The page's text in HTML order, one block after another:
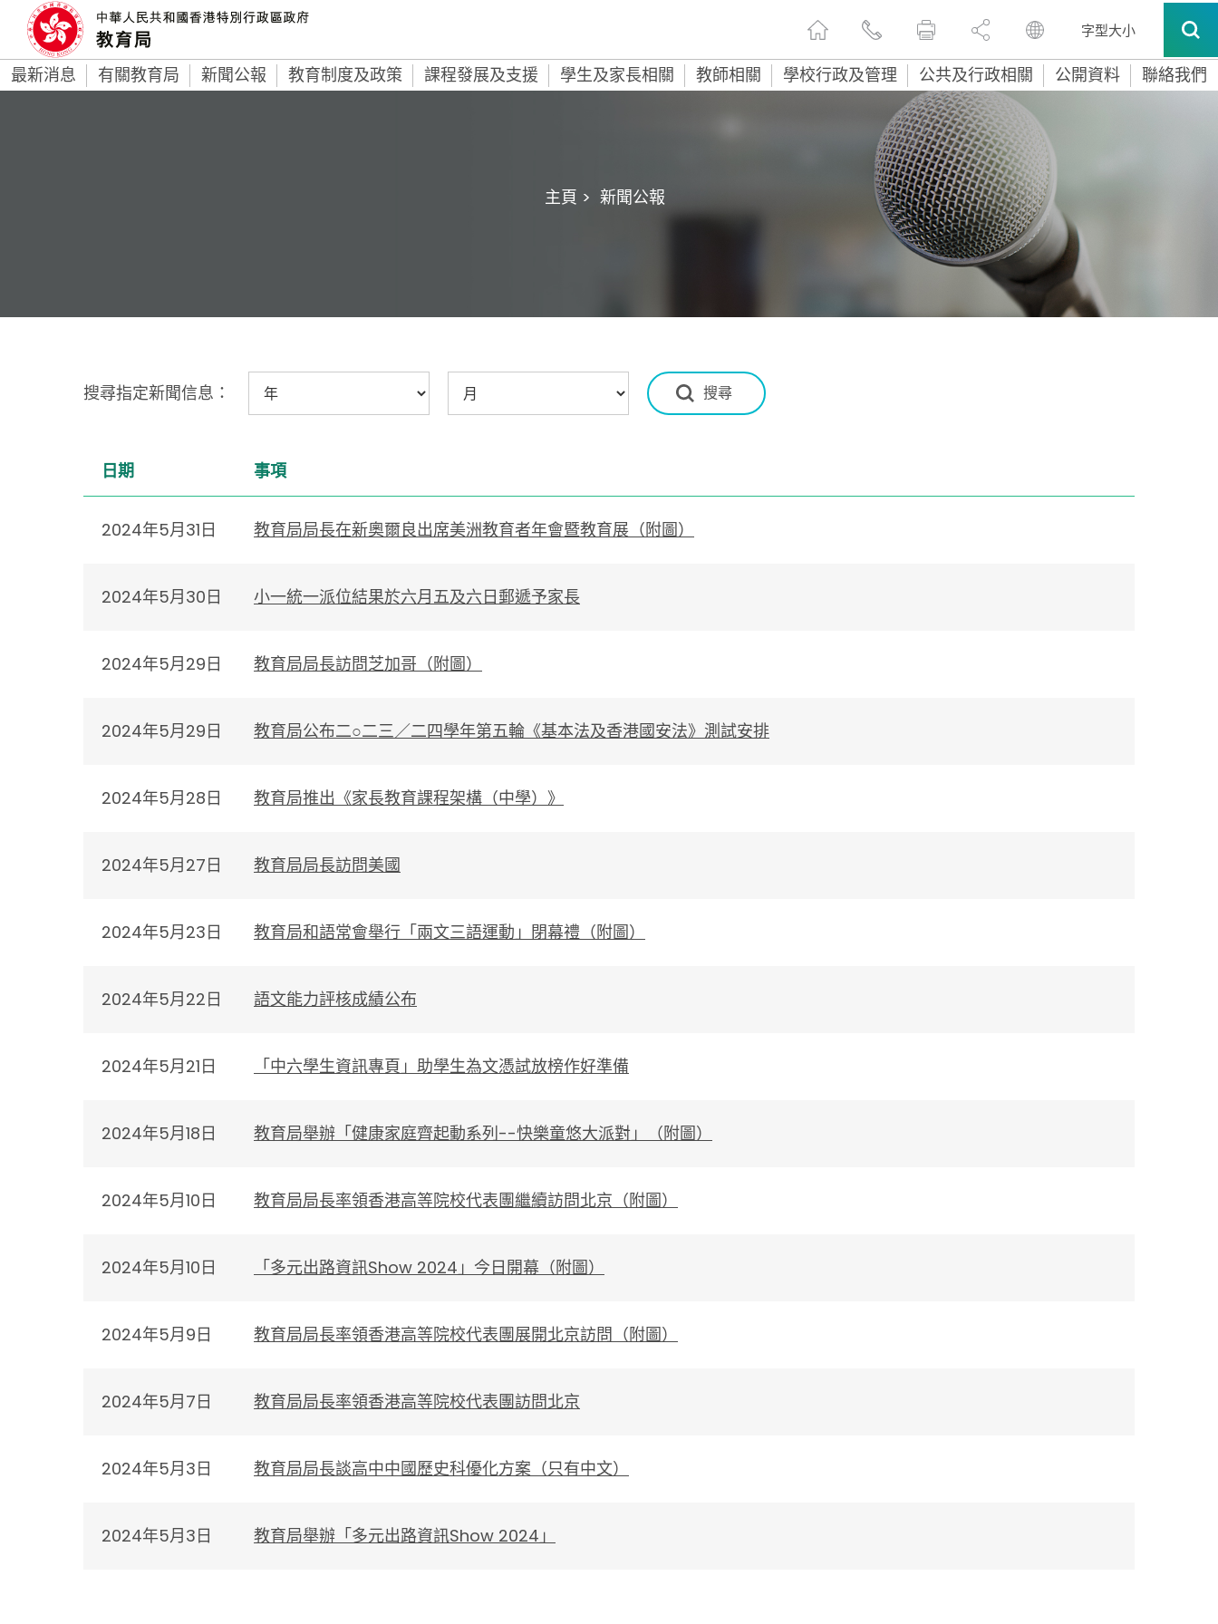
字型大小
最新消息 有關教育局 新聞公報 教育制度及政策 課程發展及支援 學生及家長相關 教師相關 學校行政及管理 公共及行政相關 公開資料 聯絡我們
主頁 > 新聞公報
搜尋指定新聞信息：
日期 事項
2024年5月31日 教育局局長在新奧爾良出席美洲教育者年會暨教育展（附圖）
2024年5月30日 小一統一派位結果於六月五及六日郵遞予家長
2024年5月29日 教育局局長訪問芝加哥（附圖）
2024年5月29日 教育局公布二○二三／二四學年第五輪《基本法及香港國安法》測試安排
2024年5月28日 教育局推出《家長教育課程架構（中學）》
2024年5月27日 教育局局長訪問美國
2024年5月23日 教育局和語常會舉行「兩文三語運動」閉幕禮（附圖）
2024年5月22日 語文能力評核成績公布
2024年5月21日 「中六學生資訊專頁」助學生為文憑試放榜作好準備
2024年5月18日 教育局舉辦「健康家庭齊起動系列--快樂童悠大派對」（附圖）
2024年5月10日 教育局局長率領香港高等院校代表團繼續訪問北京（附圖）
2024年5月10日 「多元出路資訊Show 2024」今日開幕（附圖）
2024年5月9日 教育局局長率領香港高等院校代表團展開北京訪問（附圖）
2024年5月7日 教育局局長率領香港高等院校代表團訪問北京
2024年5月3日 教育局局長談高中中國歷史科優化方案（只有中文）
2024年5月3日 ​教育局舉辦「多元出路資訊Show 2024」